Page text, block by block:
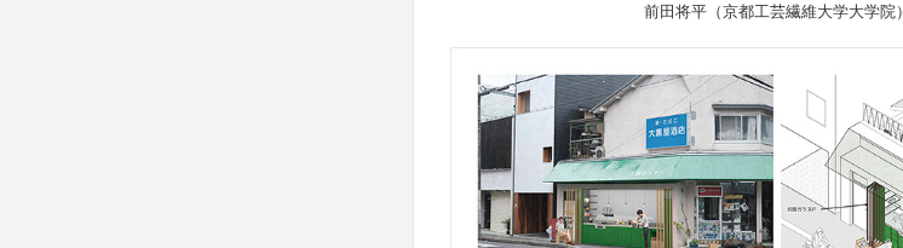
前田将平（京都工芸繊維大学大学院）